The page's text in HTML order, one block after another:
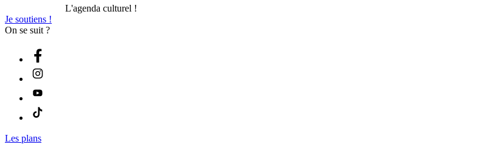
L'agenda culturel !
Je soutiens !
On se suit ?
Les plans